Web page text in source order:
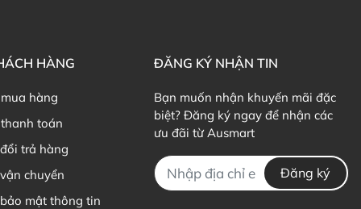
HÀNG
hàng
toán
trả hàng
chuyển
mật thông tin
ĐĂNG KÝ NHẬN TIN
Bạn muốn nhận khuyến mãi đặc
biệt? Đăng ký ngay để nhận các
ưu đãi từ Ausmart
Đăng ký